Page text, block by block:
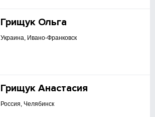
Грищук Ольга
Украина, Ивано-Франковск
Грищук Анастасия
Россия, Челябинск